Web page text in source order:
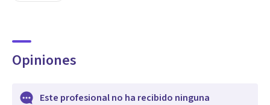
Opiniones
Este profesional no ha recibido ninguna